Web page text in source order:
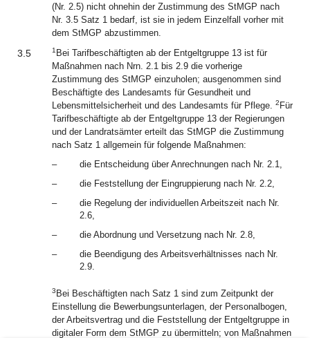
(Nr. 2.5) nicht ohnehin der Zustimmung des StMGP nach
Nr. 3.5 Satz 1 bedarf, ist sie in jedem Einzelfall vorher mit
dem StMGP abzustimmen.
3.5 1 Bei Tarifbeschäftigten ab der Entgeltgruppe 13 ist für
Maßnahmen nach Nrn. 2.1 bis 2.9 die vorherige
Zustimmung des StMGP einzuholen; ausgenommen sind
Beschäftigte des Landesamts für Gesundheit und
Lebensmittelsicherheit und des Landesamts für Pflege. 2 Für
Tarifbeschäftigte ab der Entgeltgruppe 13 der Regierungen
und der Landratsämter erteilt das StMGP die Zustimmung
nach Satz 1 allgemein für folgende Maßnahmen:
–
die Entscheidung über Anrechnungen nach Nr. 2.1,
–
die Feststellung der Eingruppierung nach Nr. 2.2,
–
die Regelung der individuellen Arbeitszeit nach Nr.
2.6,
–
die Abordnung und Versetzung nach Nr. 2.8,
–
die Beendigung des Arbeitsverhältnisses nach Nr.
2.9.
3 Bei Beschäftigten nach Satz 1 sind zum Zeitpunkt der
Einstellung die Bewerbungsunterlagen, der Personalbogen,
der Arbeitsvertrag und die Feststellung der Entgeltgruppe in
digitaler Form dem StMGP zu übermitteln; von Maßnahmen